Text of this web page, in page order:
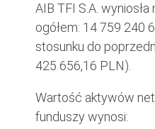
AIB TFI S.A.
ogółem: 14 759 240
stosunku do
425 656,16 PLN).
Wartość aktywów
funduszy wynosi: